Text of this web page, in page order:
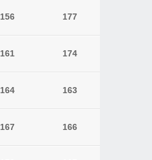
156 177
161 174
164 163
167 166